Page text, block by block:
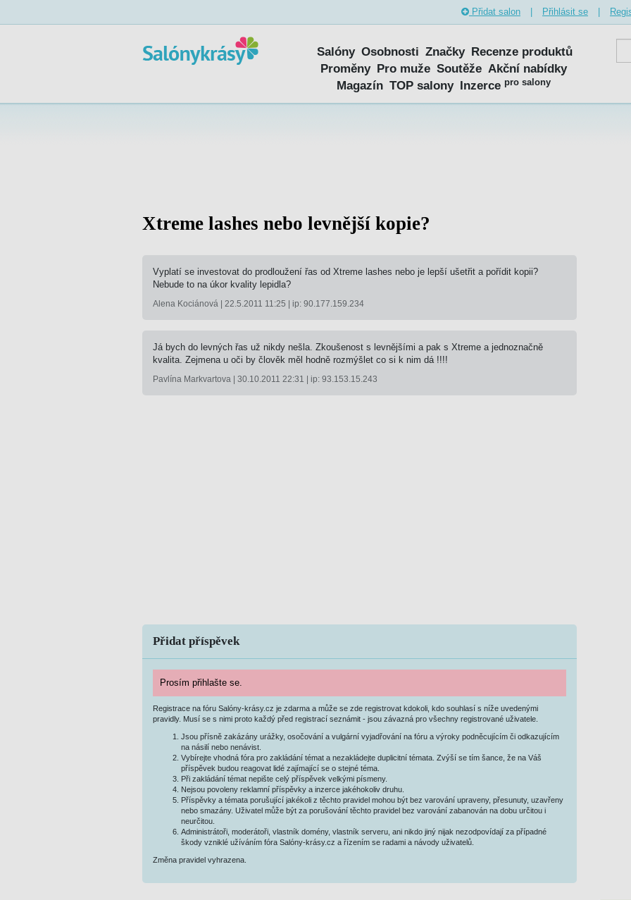
Přidat salon Přihlásit se
Salóny Osobnosti Značky Recenze produktů
Proměny Pro muže Soutěže Akční nabídky
Magazín TOP salony Inzerce pro salony
Xtreme lashes nebo levnější kopie?
Vyplatí se investovat do prodloužení řas od Xtreme lashes nebo je lepší ušetřit a pořídit kopii?
Nebude to na úkor kvality lepidla?
Alena Kociánová | 22.5.2011 11:25 | ip: 90.177.159.234
Já bych do levných řas už nikdy nešla. Zkoušenost s levnějšími a pak s Xtreme a jednoznačně
kvalita. Zejmena u oči by člověk měl hodně rozmýšlet co si k nim dá !!!!
Pavlína Markvartova | 30.10.2011 22:31 | ip: 93.153.15.243
Přidat příspěvek
Prosím přihlašte se.
Registrace na fóru Salóny-krásy.cz je zdarma a může se zde registrovat kdokoli, kdo souhlasí s níže uvedenými
pravidly. Musí se s nimi proto každý před registrací seznámit - jsou závazná pro všechny registrované uživatele.
Jsou přísně zakázány urážky, osočování a vulgární vyjadřování na fóru a výroky podněcujícím či odkazujícím
na násilí nebo nenávist.
Vybírejte vhodná fóra pro zakládání témat a nezakládejte duplicitní témata. Zvýší se tím šance, že na Váš
příspěvek budou reagovat lidé zajímající se o stejné téma.
Při zakládání témat nepište celý příspěvek velkými písmeny.
Nejsou povoleny reklamní příspěvky a inzerce jakéhokoliv druhu.
Příspěvky a témata porušující jakékoli z těchto pravidel mohou být bez varování upraveny, přesunuty, uzavřeny
nebo smazány. Uživatel může být za porušování těchto pravidel bez varování zabanován na dobu určitou i
neurčitou.
Administrátoři, moderátoři, vlastník domény, vlastník serveru, ani nikdo jiný nijak nezodpovídají za případné
škody vzniklé užíváním fóra Salóny-krásy.cz a řízením se radami a návody uživatelů.
Změna pravidel vyhrazena.